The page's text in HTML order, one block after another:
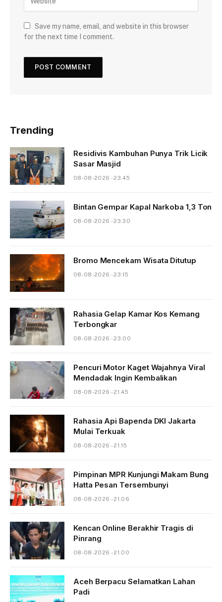
Save my name, email, and website in this browser
for the next time I comment.
Trending
Residivis Kambuhan Punya Trik Licik
Sasar Masjid
08-08-2026 - 23.45
Bintan Gempar Kapal Narkoba 1,3 Ton
08-08-2026 - 23.30
Bromo Mencekam Wisata Ditutup
08-08-2026 - 23.15
Rahasia Gelap Kamar Kos Kemang
Terbongkar
08-08-2026 - 23.00
Pencuri Motor Kaget Wajahnya Viral
Mendadak Ingin Kembalikan
08-08-2026 - 21.45
Rahasia Api Bapenda DKI Jakarta
Mulai Terkuak
08-08-2026 - 21.15
Pimpinan MPR Kunjungi Makam Bung
Hatta Pesan Tersembunyi
08-08-2026 - 21.06
Kencan Online Berakhir Tragis di
Pinrang
08-08-2026 - 21.00
Aceh Berpacu Selamatkan Lahan
Padi